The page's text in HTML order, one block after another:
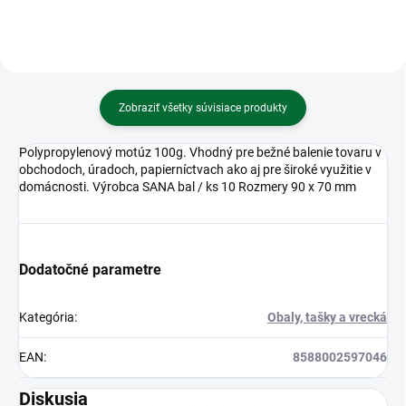
Zobraziť všetky súvisiace produkty
Polypropylenový motúz 100g. Vhodný pre bežné balenie tovaru v
obchodoch, úradoch, papierníctvach ako aj pre široké využitie v
domácnosti. Výrobca SANA bal / ks 10 Rozmery 90 x 70 mm
Dodatočné parametre
Kategória: Obaly, tašky a vrecká
EAN: 8588002597046
Diskusia